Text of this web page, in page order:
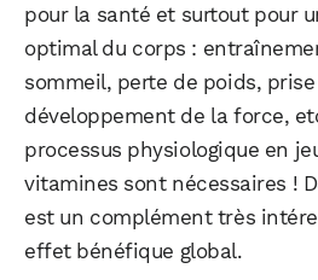
pour la santé et surtout pour
optimal du corps :
sommeil, perte de poids,
développement de la force,
processus physiologique en
vitamines sont nécessaires !
est un complément très
effet bénéfique global.